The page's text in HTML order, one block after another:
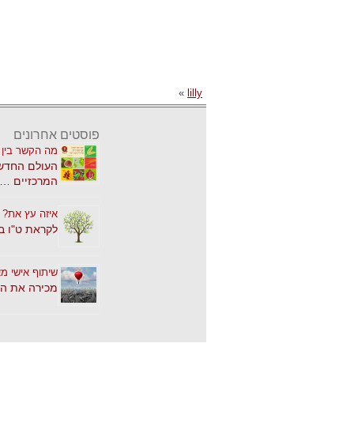
lilly
»
פוסטים אחרונים
מה הקשר
העולם
המרכזיים …
איזה עץ את?
לקראת ט"ו
שיתוף אישי
מכירה את